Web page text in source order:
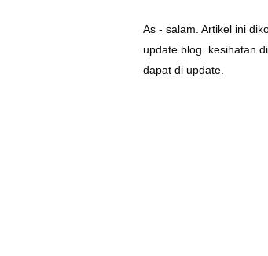
As - salam. Artikel ini
update blog. kesihatan
dapat di update.